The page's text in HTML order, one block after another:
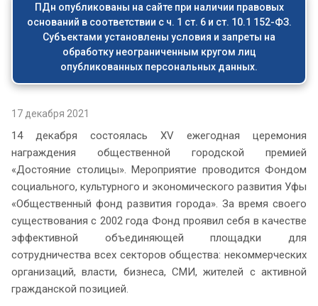
ПДн опубликованы на сайте при наличии правовых
оснований в соответствии с ч. 1 ст. 6 и ст. 10.1 152-ФЗ.
Субъектами установлены условия и запреты на
обработку неограниченным кругом лиц
опубликованных персональных данных.
17 декабря 2021
14 декабря состоялась XV ежегодная церемония
награждения общественной городской премией
«Достояние столицы». Мероприятие проводится Фондом
социального, культурного и экономического развития Уфы
«Общественный фонд развития города». За время своего
существования с 2002 года Фонд проявил себя в качестве
эффективной объединяющей площадки для
сотрудничества всех секторов общества: некоммерческих
организаций, власти, бизнеса, СМИ, жителей с активной
гражданской позицией.